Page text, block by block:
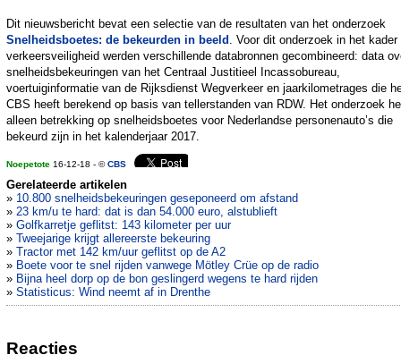
Dit nieuwsbericht bevat een selectie van de resultaten van het onderzoek
Snelheidsboetes: de bekeurden in beeld . Voor dit onderzoek in het kader
verkeersveiligheid werden verschillende databronnen gecombineerd: data
snelheidsbekeuringen van het Centraal Justitieel Incassobureau,
voertuiginformatie van de Rijksdienst Wegverkeer en jaarkilometrages die
CBS heeft berekend op basis van tellerstanden van RDW. Het onderzoek
alleen betrekking op snelheidsboetes voor Nederlandse personenauto’s die
bekeurd zijn in het kalenderjaar 2017.
Noepetote 16-12-18 - ©CBS
Gerelateerde artikelen
» 10.800 snelheidsbekeuringen geseponeerd om afstand
» 23 km/u te hard: dat is dan 54.000 euro, alstublieft
» Golfkarretje geflitst: 143 kilometer per uur
» Tweejarige krijgt allereerste bekeuring
» Tractor met 142 km/uur geflitst op de A2
» Boete voor te snel rijden vanwege Mötley Crüe op de radio
» Bijna heel dorp op de bon geslingerd wegens te hard rijden
» Statisticus: Wind neemt af in Drenthe
Reacties